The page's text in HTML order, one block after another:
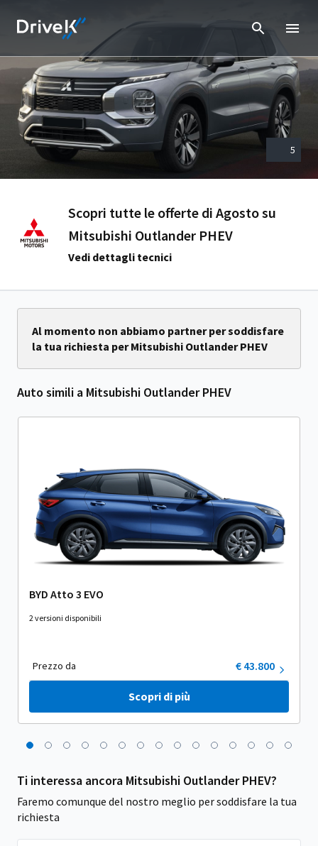
5
Scopri tutte le offerte di Agosto su
Mitsubishi Outlander PHEV
Vedi dettagli tecnici
Al momento non abbiamo partner per soddisfare
la tua richiesta per Mitsubishi Outlander PHEV
Auto simili a Mitsubishi Outlander PHEV
BYD Atto 3 EVO
2 versioni disponibili
Prezzo da € 43.800
Scopri di più
Ti interessa ancora Mitsubishi Outlander PHEV?
Faremo comunque del nostro meglio per soddisfare la tua
richiesta